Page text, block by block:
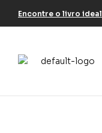
Encontre o livro ideal